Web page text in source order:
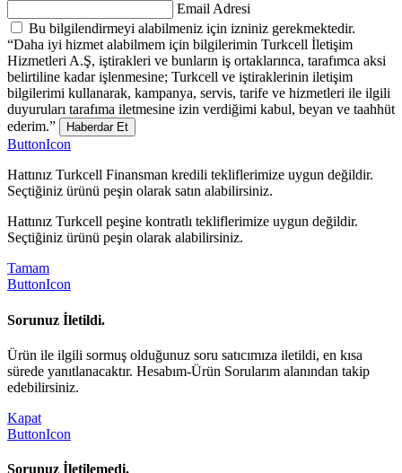
Email Adresi
Bu bilgilendirmeyi alabilmeniz için izniniz gerekmektedir.
“Daha iyi hizmet alabilmem için bilgilerimin Turkcell İletişim
Hizmetleri A.Ş, iştirakleri ve bunların iş ortaklarınca, tarafımca aksi
belirtiline kadar işlenmesine; Turkcell ve iştiraklerinin iletişim
bilgilerimi kullanarak, kampanya, servis, tarife ve hizmetleri ile ilgili
duyuruları tarafıma iletmesine izin verdiğimi kabul, beyan ve taahhüt
ederim.”
Haberdar Et
ButtonIcon
Hattınız Turkcell Finansman kredili tekliflerimize uygun değildir.
Seçtiğiniz ürünü peşin olarak satın alabilirsiniz.
Hattınız Turkcell peşine kontratlı tekliflerimize uygun değildir.
Seçtiğiniz ürünü peşin olarak alabilirsiniz.
Tamam
ButtonIcon
Sorunuz İletildi.
Ürün ile ilgili sormuş olduğunuz soru satıcımıza iletildi, en kısa
sürede yanıtlanacaktır. Hesabım-Ürün Sorularım alanından takip
edebilirsiniz.
Kapat
ButtonIcon
Sorunuz İletilemedi.